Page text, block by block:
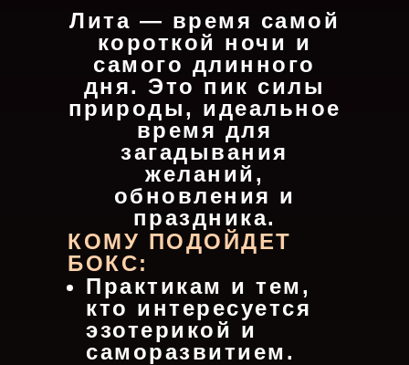
Лита — время самой
короткой ночи и
самого длинного
дня. Это пик силы
природы, идеальное
время для
загадывания
желаний,
обновления и
праздника.
Практикам и тем,
кто интересуется
эзотерикой и
саморазвитием.
КОМУ ПОДОЙДЕТ
БОКС: